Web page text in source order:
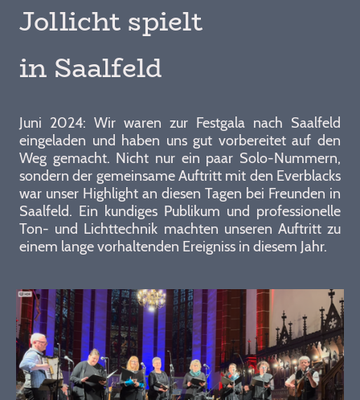
Jollicht spielt
in Saalfeld
Juni 2024: Wir waren zur Festgala nach Saalfeld
eingeladen und haben uns gut vorbereitet auf den
Weg gemacht. Nicht nur ein paar Solo-Nummern,
sondern der gemeinsame Auftritt mit den Everblacks
war unser Highlight an diesen Tagen bei Freunden in
Saalfeld. Ein kundiges Publikum und professionelle
Ton- und Lichttechnik machten unseren Auftritt zu
einem lange vorhaltenden Ereigniss in diesem Jahr.